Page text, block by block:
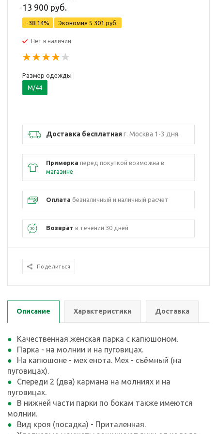
13 900 руб.
-38.14% Экономия 5 301 руб.
Нет в наличии
Размер одежды
M/44
Доставка бесплатнаяг. Москва 1-3 дня.
Примерка перед покупкой возможна в
магазине
Оплата безналичный и наличный расчет
Возврат в течении 30 дней
Поделиться
Описание Характеристики Доставка
Качественная женская парка с капюшоном.
Парка - на молнии и на пуговицах.
На капюшоне - мех енота. Мех - съёмный (на
пуговицах).
Спереди 2 (два) кармана на молниях и на
пуговицах.
В нижней части парки по бокам также имеются
молнии.
Вид кроя (посадка) - Приталенная.